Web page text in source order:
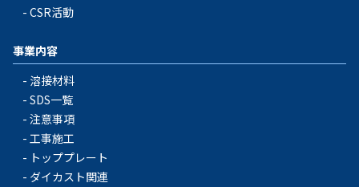
CSR活動
事業内容
溶接材料
SDS一覧
注意事項
工事施工
トッププレート
ダイカスト関連